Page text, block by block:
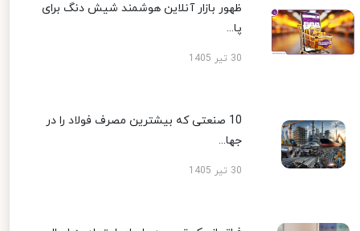
ظهور بازار آنلاین هوشمند شیش دنگ برای
پا...
30 تیر 1405
10 صنعتی که بیشترین مصرف فولاد را در
جها...
30 تیر 1405